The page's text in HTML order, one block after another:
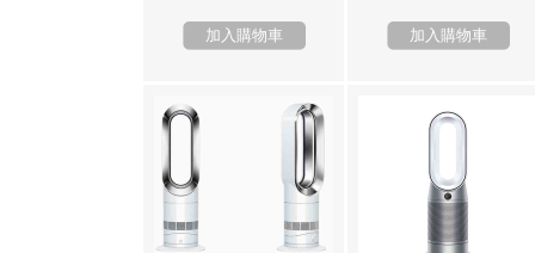
加入購物車 加入購物車